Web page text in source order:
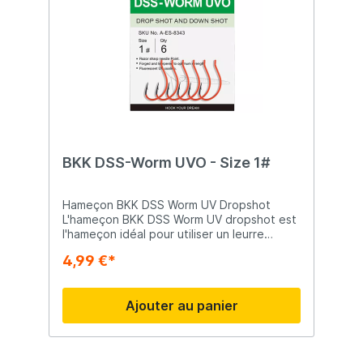
BKK DSS-Worm UVO - Size 1#
Hameçon BKK DSS Worm UV Dropshot
L'hameçon BKK DSS Worm UV dropshot est
l'hameçon idéal pour utiliser un leurre
d'appliquer la technique bien connue du
possède un revêtement orange qui n'est
pas appliqué au niveau de la pointe de
l'hameçon, garantissant un hameçon
parfaitement tranchant avec une
4,99 €*
Ajouter au panier